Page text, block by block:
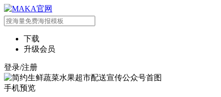
下载
升级会员
登录/注册
手机预览